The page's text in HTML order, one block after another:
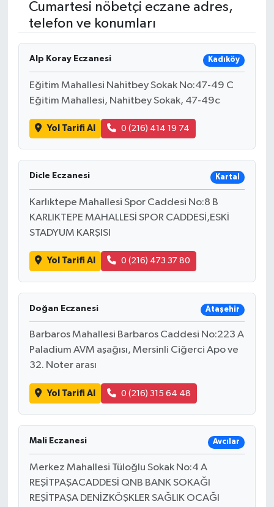
Cumartesi nöbetçi eczane adres,
telefon ve konumları
Alp Koray Eczanesi Kadıköy
Eğitim Mahallesi Nahitbey Sokak No:47-49 C
Eğitim Mahallesi, Nahitbey Sokak, 47-49c
Yol Tarifi Al 0 (216) 414 19 74
Dicle Eczanesi Kartal
Karlıktepe Mahallesi Spor Caddesi No:8 B
KARLIKTEPE MAHALLESİ SPOR CADDESİ,ESKİ
STADYUM KARŞISI
Yol Tarifi Al 0 (216) 473 37 80
Doğan Eczanesi Ataşehir
Barbaros Mahallesi Barbaros Caddesi No:223 A
Paladium AVM aşağısı, Mersinli Ciğerci Apo ve
32. Noter arası
Yol Tarifi Al 0 (216) 315 64 48
Mali Eczanesi Avcılar
Merkez Mahallesi Tüloğlu Sokak No:4 A
REŞİTPAŞACADDESİ QNB BANK SOKAĞI
REŞİTPAŞA DENİZKÖŞKLER SAĞLIK OCAĞI
RESMİ İLANLAR